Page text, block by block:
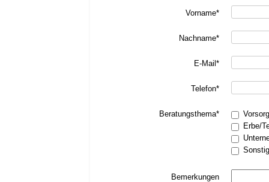
Vorname*
Nachname*
E-Mail*
Telefon*
Beratungsthema*
Erbe/
Bemerkungen